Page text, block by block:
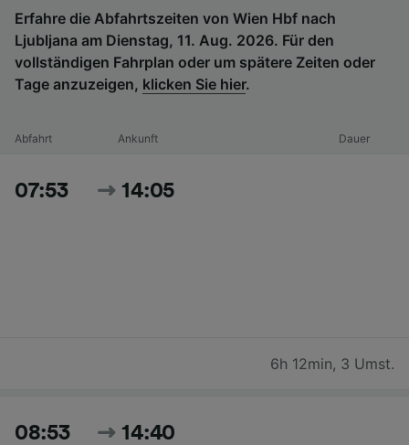
Erfahre die Abfahrtszeiten von Wien Hbf nach
Ljubljana am Dienstag, 11. Aug. 2026. Für den
vollständigen Fahrplan oder um spätere Zeiten oder
Tage anzuzeigen, klicken Sie hier.
Abfahrt Ankunft Dauer
07:53 14:05
6h 12min, 3 Umst.
08:53 14:40